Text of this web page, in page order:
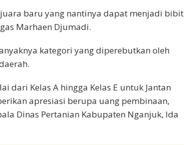
baru yang nantinya dapat menjadi bibit
Marhaen Djumadi.
kategori yang diperebutkan oleh
dari Kelas A hingga Kelas E untuk Jantan
apresiasi berupa uang pembinaan,
Dinas Pertanian Kabupaten Nganjuk, Ida